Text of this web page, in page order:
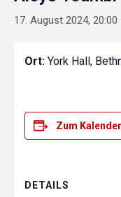
17. August 2024, 20:00
Ort: York Hall,
Zum
DETAILS